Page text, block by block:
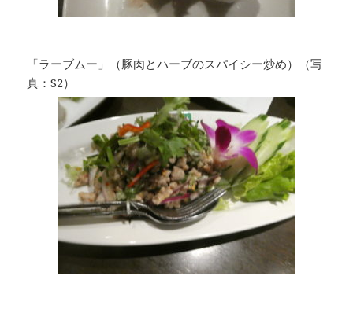
「ラーブムー」（豚肉とハーブのスパイシー炒め）（写
真：S2）